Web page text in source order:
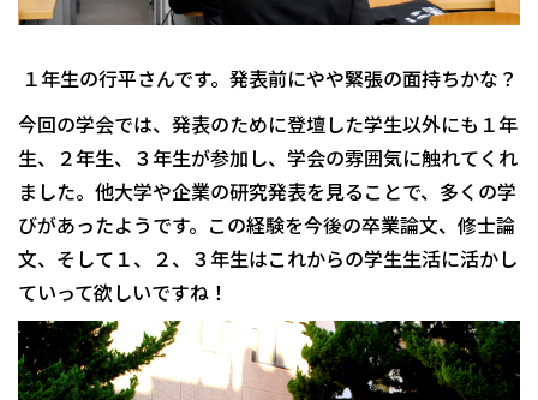
１年生の行平さんです。発表前にやや緊張の面持ちかな？
今回の学会では、発表のために登壇した学生以外にも１年
生、２年生、３年生が参加し、学会の雰囲気に触れてくれ
ました。他大学や企業の研究発表を見ることで、多くの学
びがあったようです。この経験を今後の卒業論文、修士論
文、そして１、２、３年生はこれからの学生生活に活かし
ていって欲しいですね！